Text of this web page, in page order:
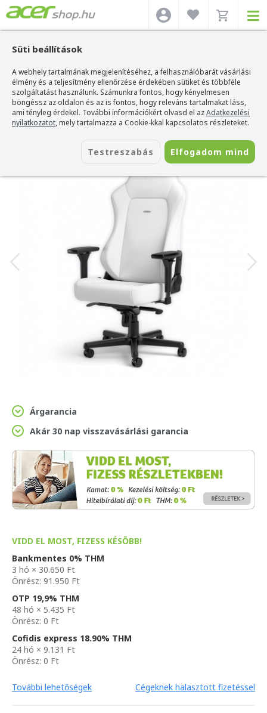
Süti beállítások
A webhely tartalmának megjelenítéséhez, a felhasználóbarát vásárlási
élmény és a teljesítmény ellenőrzése érdekében sütiket és többféle
szolgáltatást használunk. Számunkra fontos, hogy kényelmesen
böngéssz az oldalon és az is fontos, hogy releváns tartalmakat láss,
ami tényleg érdekel. További információkért olvasd el azAdatkezelési
nyilatkozatot, mely tartalmazza a Cookie-kkal kapcsolatos részleteket.
Testreszabás Elfogadom mind
Acer webshop>Kiegészítők>Gaming szék / asztal / szőnyeg > Noblechairs
Gaming szék / asztal / szőnyeg >Noblechairs HERO White Edition Gaming Szék
Noblechairs HERO White Edition
Gaming Szék
Azonosító: NBL-HRO-PU-WED
Árgarancia
Akár 30 nap visszavásárlási garancia
VIDD EL MOST, FIZESS KÉSŐBB!
Bankmentes 0% THM
3 hó × 30.650 Ft
Önrész: 91.950 Ft
OTP 19,9% THM
48 hó × 5.435 Ft
Önrész: 0 Ft
Cofidis express 18.90% THM
24 hó × 9.131 Ft
Önrész: 0 Ft
További lehetőségek Cégeknek halasztott fizetéssel